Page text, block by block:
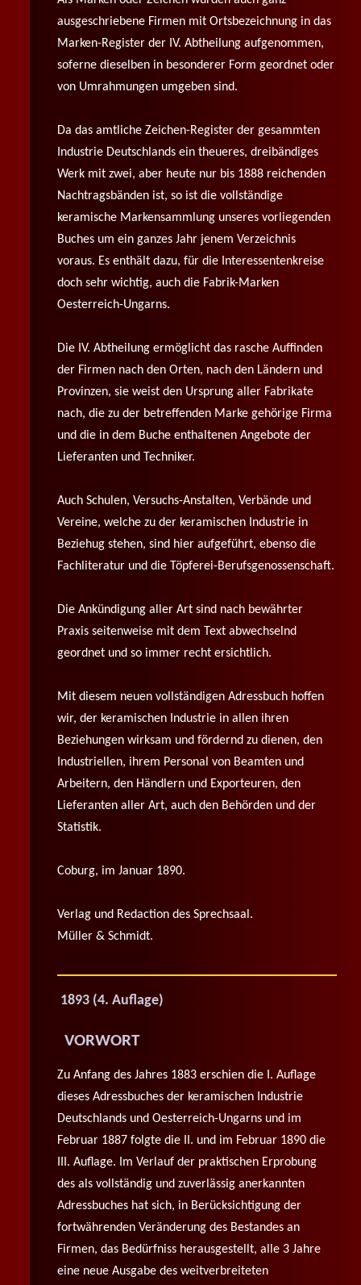
ausgeschriebene Firmen mit Ortsbezeichnung in das
Marken-Register der IV. Abtheilung aufgenommen,
soferne dieselben in besonderer Form geordnet oder
von Umrahmungen umgeben sind.
Da das amtliche Zeichen-Register der gesammten
Industrie Deutschlands ein theueres, dreibändiges
Werk mit zwei, aber heute nur bis 1888 reichenden
Nachtragsbänden ist, so ist die vollständige
keramische Markensammlung unseres vorliegenden
Buches um ein ganzes Jahr jenem Verzeichnis
voraus. Es enthält dazu, für die Interessentenkreise
doch sehr wichtig, auch die Fabrik-Marken
Oesterreich-Ungarns.
Die IV. Abtheilung ermöglicht das rasche Auffinden
der Firmen nach den Orten, nach den Ländern und
Provinzen, sie weist den Ursprung aller Fabrikate
nach, die zu der betreffenden Marke gehörige Firma
und die in dem Buche enthaltenen Angebote der
Lieferanten und Techniker.
Auch Schulen, Versuchs-Anstalten, Verbände und
Vereine, welche zu der keramischen Industrie in
Beziehug stehen, sind hier aufgeführt, ebenso die
Fachliteratur und die Töpferei-Berufsgenossenschaft.
Die Ankündigung aller Art sind nach bewährter
Praxis seitenweise mit dem Text abwechselnd
geordnet und so immer recht ersichtlich.
Mit diesem neuen vollständigen Adressbuch hoffen
wir, der keramischen Industrie in allen ihren
Beziehungen wirksam und fördernd zu dienen, den
Industriellen, ihrem Personal von Beamten und
Arbeitern, den Händlern und Exporteuren, den
Lieferanten aller Art, auch den Behörden und der
Statistik.
Coburg, im Januar 1890.
Verlag und Redaction des Sprechsaal.
Müller & Schmidt.
1893 (4. Auflage)
VORWORT
Zu Anfang des Jahres 1883 erschien die I. Auflage
dieses Adressbuches der keramischen Industrie
Deutschlands und Oesterreich-Ungarns und im
Februar 1887 folgte die II. und im Februar 1890 die
III. Auflage. Im Verlauf der praktischen Erprobung
des als vollständig und zuverlässig anerkannten
Adressbuches hat sich, in Berücksichtigung der
fortwährenden Veränderung des Bestandes an
Firmen, das Bedürfniss herausgestellt, alle 3 Jahre
eine neue Ausgabe des weitverbreiteten